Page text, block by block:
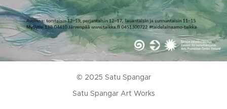
© 2025 Satu Spangar
Satu Spangar Art Works